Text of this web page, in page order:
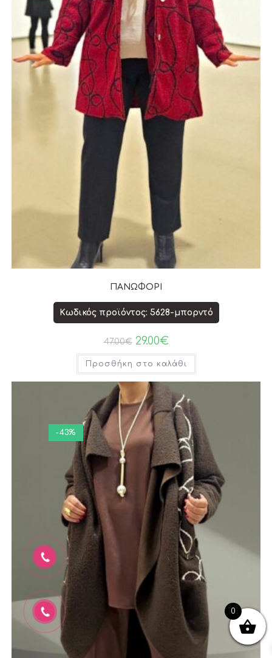
ΠΑΝΩΦΟΡΙ
Κωδικός προϊόντος: 5628-μπορντό
47.00€ 29.00€
Προσθήκη στο καλάθι
-43%
0